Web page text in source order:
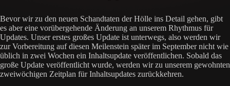
Bevor wir zu den neuen Schandtaten der Hölle ins Detail gehen, gibt
es aber eine vorübergehende Änderung an unserem Rhythmus für
Updates. Unser erstes großes Update ist unterwegs, also werden wir
zur Vorbereitung auf diesen Meilenstein später im September nicht wie
üblich in zwei Wochen ein Inhaltsupdate veröffentlichen. Sobald das
große Update veröffentlicht wurde, werden wir zu unserem gewohnten
zweiwöchigen Zeitplan für Inhaltsupdates zurückkehren.